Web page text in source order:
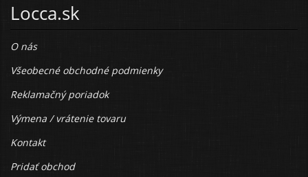
Locca.sk
O nás
Všeobecné obchodné podmienky
Reklamačný poriadok
Výmena / vrátenie tovaru
Kontakt
Pridať obchod